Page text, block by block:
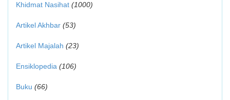
Khidmat Nasihat (1000)
Artikel Akhbar (53)
Artikel Majalah (23)
Ensiklopedia (106)
Buku (66)